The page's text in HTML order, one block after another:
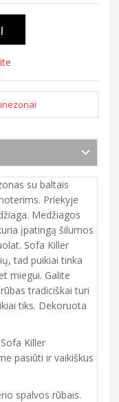
su baltais
Priekyje
Medžiagos
įpatingą šilumos
Sofa Killer
tad puikiai tinka
miegui. Galite
tradiciškai turi
tiks. Dekoruota
Killer
pasiūti ir vaikiškus
spalvos rūbais.